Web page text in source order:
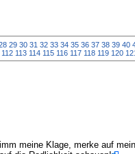
29 30 31 32 33 34 35 36 37 38 39 40
112 113 114 115 116 117 118 119 120
meine Klage, merke auf